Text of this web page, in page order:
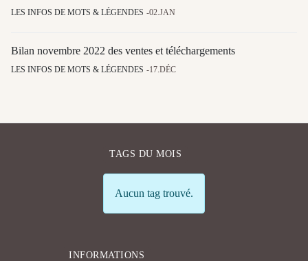
LES INFOS DE MOTS & LÉGENDES 02.JAN
Bilan novembre 2022 des ventes et téléchargements
LES INFOS DE MOTS & LÉGENDES 17.DÉC
TAGS DU MOIS
Info
Aucun tag trouvé.
INFORMATIONS